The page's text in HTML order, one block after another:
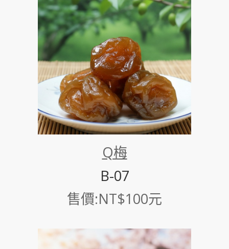
Q梅
B-07
售價:NT$100元